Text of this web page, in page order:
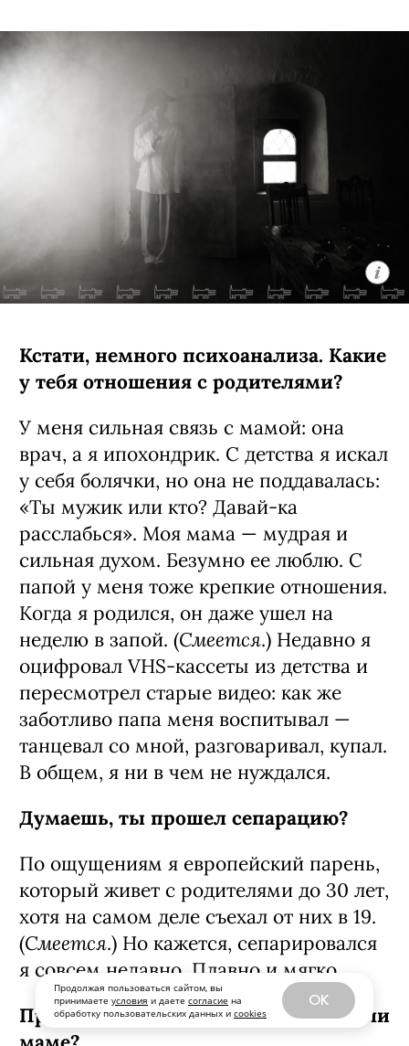
Продолжая пользоваться сайтом, вы
принимаете условия и даете согласие на
обработку пользовательских данных и cookies
OK
Кстати, немного психоанализа. Какие
у тебя отношения с родителями?
У меня сильная связь с мамой: она
врач, а я ипохондрик. С детства я искал
у себя болячки, но она не поддавалась:
«Ты мужик или кто? Давай-ка
расслабься». Моя мама — мудрая и
сильная духом. Безумно ее люблю. С
папой у меня тоже крепкие отношения.
Когда я родился, он даже ушел на
неделю в запой. (Смеется.) Недавно я
оцифровал VHS-кассеты из детства и
пересмотрел старые видео: как же
заботливо папа меня воспитывал —
танцевал со мной, разговаривал, купал.
В общем, я ни в чем не нуждался.
Думаешь, ты прошел сепарацию?
По ощущениям я европейский парень,
который живет с родителями до 30 лет,
хотя на самом деле съехал от них в 19.
(Смеется.) Но кажется, сепарировался
я совсем недавно. Плавно и мягко.
Проверочный вопрос: букет жене или